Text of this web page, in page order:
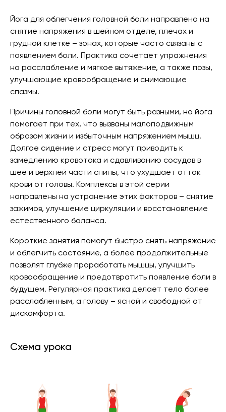
Йога для облегчения головной боли направлена на
снятие напряжения в шейном отделе, плечах и
грудной клетке – зонах, которые часто связаны с
появлением боли. Практика сочетает упражнения
на расслабление и мягкое вытяжение, а также позы,
улучшающие кровообращение и снимающие
спазмы.
Причины головной боли могут быть разными, но йога
помогает при тех, что вызваны малоподвижным
образом жизни и избыточным напряжением мышц.
Долгое сидение и стресс могут приводить к
замедлению кровотока и сдавливанию сосудов в
шее и верхней части спины, что ухудшает отток
крови от головы. Комплексы в этой серии
направлены на устранение этих факторов – снятие
зажимов, улучшение циркуляции и восстановление
естественного баланса.
Короткие занятия помогут быстро снять напряжение
и облегчить состояние, а более продолжительные
позволят глубже проработать мышцы, улучшить
кровообращение и предотвратить появление боли в
будущем. Регулярная практика делает тело более
расслабленным, а голову – ясной и свободной от
дискомфорта.
Схема урока